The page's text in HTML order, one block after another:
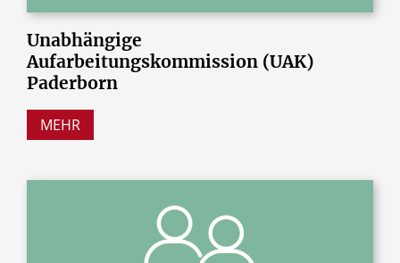
Unabhängige
Aufarbeitungskommission (UAK)
Paderborn
MEHR